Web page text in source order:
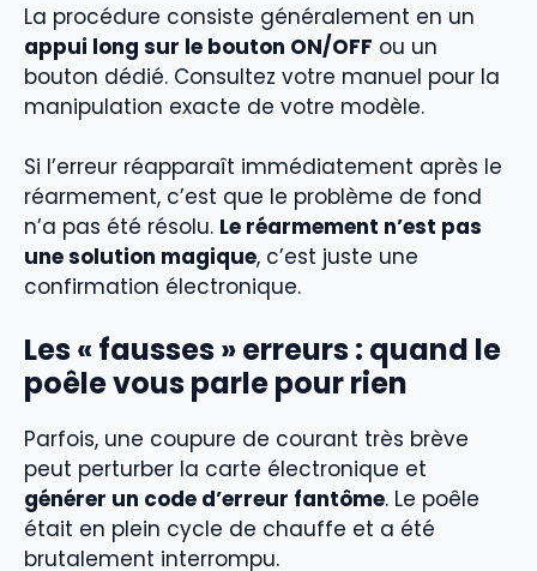
La procédure consiste généralement en un
appui long sur le bouton ON/OFF ou un
bouton dédié. Consultez votre manuel pour la
manipulation exacte de votre modèle.
Si l’erreur réapparaît immédiatement après le
réarmement, c’est que le problème de fond
n’a pas été résolu. Le réarmement n’est pas
une solution magique, c’est juste une
confirmation électronique.
Les « fausses » erreurs : quand le
poêle vous parle pour rien
Parfois, une coupure de courant très brève
peut perturber la carte électronique et
générer un code d’erreur fantôme. Le poêle
était en plein cycle de chauffe et a été
brutalement interrompu.